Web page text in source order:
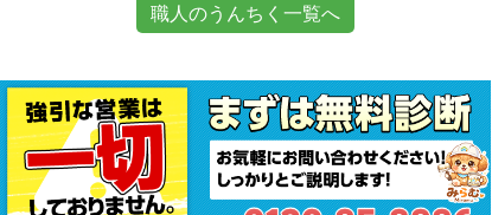
職人のうんちく一覧へ